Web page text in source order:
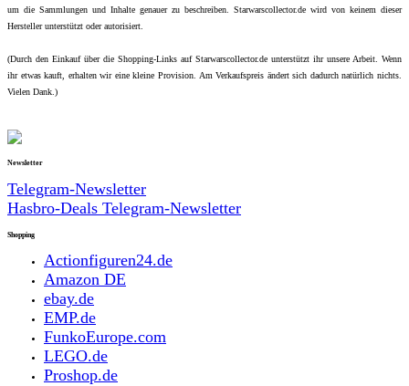
um die Sammlungen und Inhalte genauer zu beschreiben. Starwarscollector.de wird von keinem dieser
Hersteller unterstützt oder autorisiert.
(Durch den Einkauf über die Shopping-Links auf Starwarscollector.de unterstützt ihr unsere Arbeit. Wenn
ihr etwas kauft, erhalten wir eine kleine Provision. Am Verkaufspreis ändert sich dadurch natürlich nichts.
Vielen Dank.)
Newsletter
Telegram-Newsletter
Hasbro-Deals Telegram-Newsletter
Shopping
Actionfiguren24.de
Amazon DE
ebay.de
EMP.de
FunkoEurope.com
LEGO.de
Proshop.de